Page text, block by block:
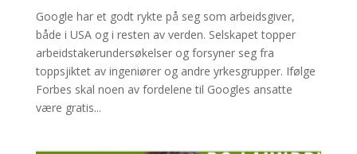
Google har et godt rykte på seg som arbeidsgiver,
både i USA og i resten av verden. Selskapet topper
arbeidstakerundersøkelser og forsyner seg fra
toppsjiktet av ingeniører og andre yrkesgrupper. Ifølge
Forbes skal noen av fordelene til Googles ansatte
være gratis...